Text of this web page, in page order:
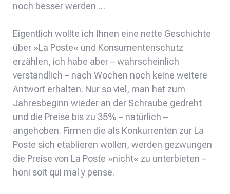
noch besser werden …
Eigentlich wollte ich Ihnen eine nette Geschichte
über »La Poste« und Konsumentenschutz
erzählen, ich habe aber – wahrscheinlich
verständlich – nach Wochen noch keine weitere
Antwort erhalten. Nur so viel, man hat zum
Jahresbeginn wieder an der Schraube gedreht
und die Preise bis zu 35% – natürlich –
angehoben. Firmen die als Konkurrenten zur La
Poste sich etablieren wollen, werden gezwungen
die Preise von La Poste »nicht« zu unterbieten –
honi soit qui mal y pense.